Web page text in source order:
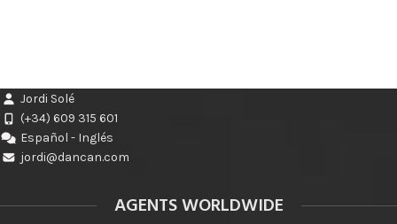
Jordi Solé
(+34) 609 315 601
Español - Inglés
jordi@dancan.com
AGENTS WORLDWIDE